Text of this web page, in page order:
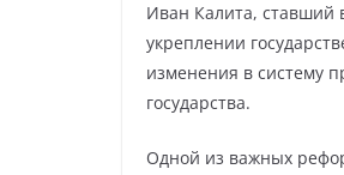
Иван Калита, ставший
укреплении
изменения в систему
государства.
Одной из важных